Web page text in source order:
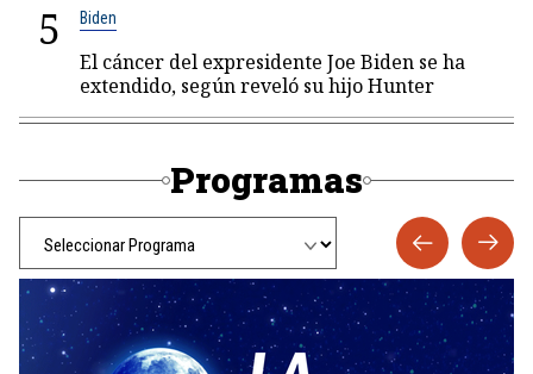
5 Biden
El cáncer del expresidente Joe Biden se ha
extendido, según reveló su hijo Hunter
Programas